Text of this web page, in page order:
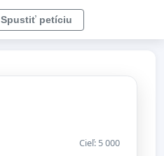
Spustiť petíciu
Cieľ: 5 000